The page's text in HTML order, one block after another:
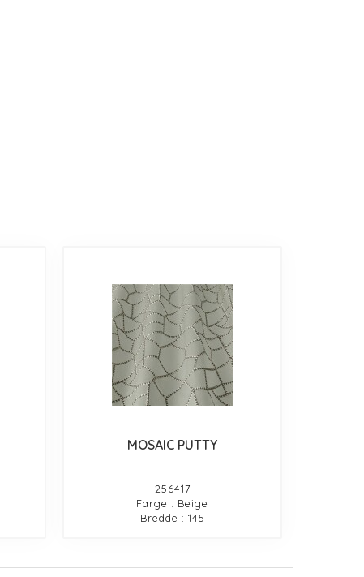
MOSAIC PUTTY
256417
Farge : Beige
Bredde : 145